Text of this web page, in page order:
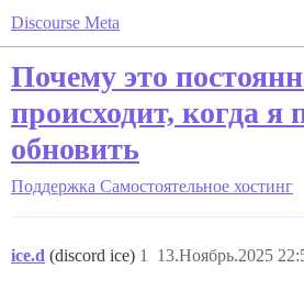
Discourse Meta
Почему это
происходит, когда я
обновить
Поддержка Самостоятельное хостинг
ice.d (discord ice) 13.Ноябрь.2025
1